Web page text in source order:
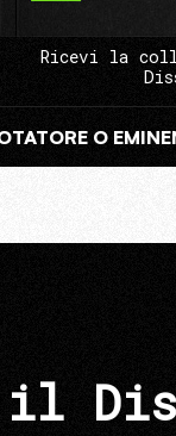
Ricevi la
O
il